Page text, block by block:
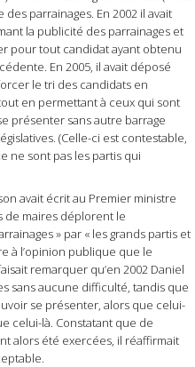
parrainages. En 2002 il avait
la publicité des parrainages et
pour tout candidat ayant obtenu
En 2005, il avait déposé
le tri des candidats en
en permettant à ceux qui sont
présenter sans autre barrage
(Celle-ci est contestable,
ne sont pas les partis qui
avait écrit au Premier ministre
de maires déplorent le
» par « les grands partis et
à l’opinion publique que le
remarquer qu’en 2002 Daniel
sans aucune difficulté, tandis que
se présenter, alors que celui-
celui-là. Constatant que de
alors été exercées, il réaffirmait